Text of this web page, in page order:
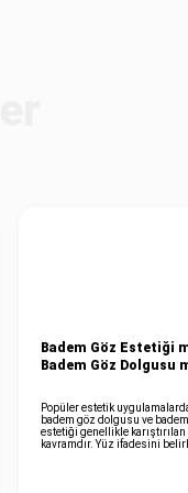
Badem Göz Estetiği
Badem Göz Dolgusu
Popüler estetik
badem göz dolgusu ve
estetiği genellikle karıştırılan
kavramdır. Yüz ifadesini